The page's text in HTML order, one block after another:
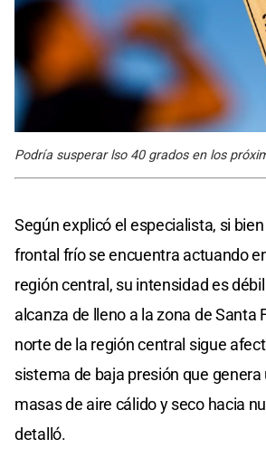
Podría susperar lso 40 grados en los
Según explicó el especialista, si
frontal frío se encuentra actuando
región central, su intensidad es
alcanza de lleno a la zona de Santa
norte de la región central sigue
sistema de baja presión que
masas de aire cálido y seco hacia
detalló.